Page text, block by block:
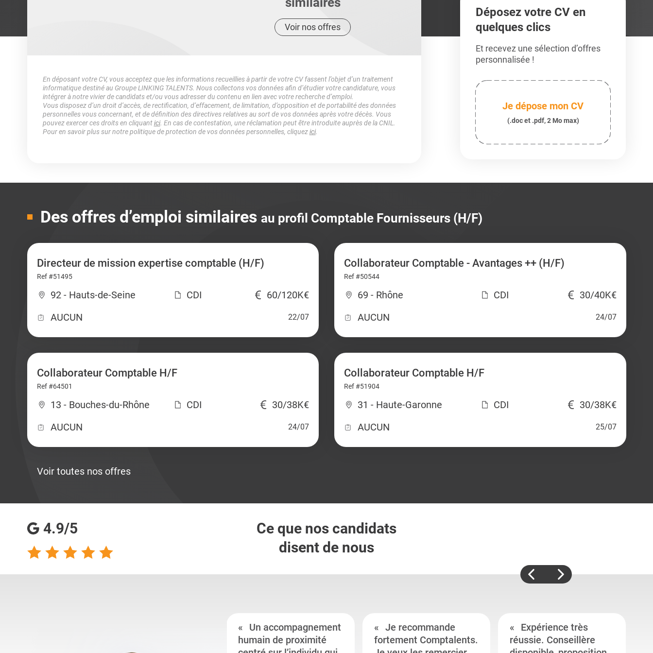
Voir nos offres
En déposant votre CV, vous acceptez que les informations recueillies à partir de votre CV fassent l’objet d’un traitement
informatique destiné au Groupe LINKING TALENTS. Nous collectons vos données afin d’étudier votre candidature, vous
intégrer à notre vivier de candidats et/ou vous adresser du contenu en lien avec votre recherche d’emploi.
Vous disposez d’un droit d’accès, de rectification, d’effacement, de limitation, d’opposition et de portabilité des données
personnelles vous concernant, et de définition des directives relatives au sort de vos données après votre décès. Vous
pouvez exercer ces droits en cliquantici. En cas de contestation, une réclamation peut être introduite auprès de la CNIL.
Pour en savoir plus sur notre politique de protection de vos données personnelles, cliquezici.
Déposez votre CV en
quelques clics
Et recevez une sélection d’offres
personnalisée !
Je dépose mon CV
(.doc et .pdf, 2 Mo max)
Des offres d’emploi similaires au profil Comptable Fournisseurs (H/F)
Directeur de mission expertise comptable (H/F)
Ref #51495
92 - Hauts-de-Seine CDI
60/120K€
AUCUN
22/07
Collaborateur Comptable - Avantages ++ (H/F)
Ref #50544
69 - Rhône CDI
30/40K€
AUCUN
24/07
Collaborateur Comptable H/F
Ref #64501
13 - Bouches-du-Rhône CDI
30/38K€
AUCUN
24/07
Collaborateur Comptable H/F
Ref #51904
31 - Haute-Garonne CDI
30/38K€
AUCUN
25/07
Voir toutes nos offres
4.9/5
Ce que nos candidats
disent de nous
Un accompagnement
humain de proximité
Je recommande
fortement Comptalents.
Expérience très
réussie. Conseillère